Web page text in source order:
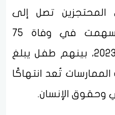
تصل إلى
مستوى التعذيب، وأسهمت في وفاة 75
فلسطينيا منذ أكتوبر 2023، بينهم طفل يبلغ
الممارسات تُعد انتهاكًا
وحقوق الإنسان.